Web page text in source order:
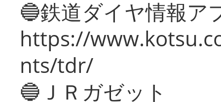
🔵鉄道ダイヤ情報ア
https://
nts/tdr/
🔵ＪＲガゼット